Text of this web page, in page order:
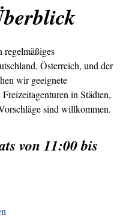
regelmäßiges
Österreich, und der
wir geeignete
in Städten,
sind willkommen.
von 11:00 bis